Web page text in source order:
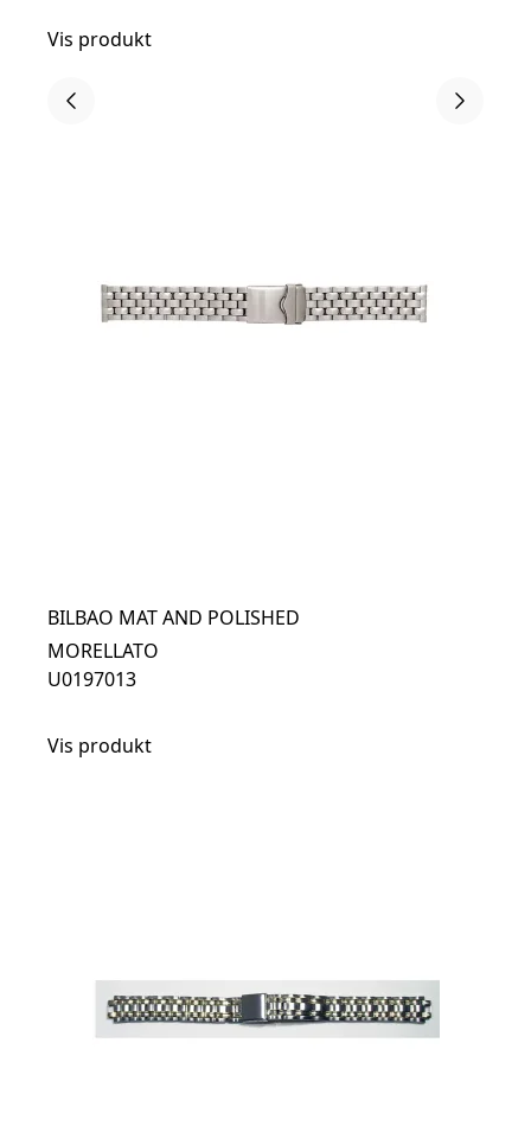
Vis produkt
BILBAO MAT AND POLISHED
MORELLATO
U0197013
Vis produkt